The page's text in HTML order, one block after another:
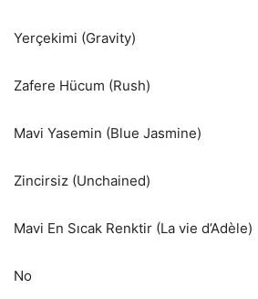
Yerçekimi (Gravity)
Zafere Hücum (Rush)
Mavi Yasemin (Blue Jasmine)
Zincirsiz (Unchained)
Mavi En Sıcak Renktir (La vie d’Adèle)
No